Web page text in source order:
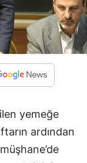
yemeğe
ardından